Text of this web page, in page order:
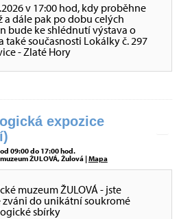
v 17:00 hod, kdy proběhne
a dále pak po dobu celých
bude ke shlédnutí výstava o
také současnosti Lokálky č. 297
- Zlaté Hory
expozice
09:00 do 17:00 hod.
ŽULOVÁ, Žulová |Mapa
muzeum ŽULOVÁ - jste
zváni do unikátní soukromé
sbírky